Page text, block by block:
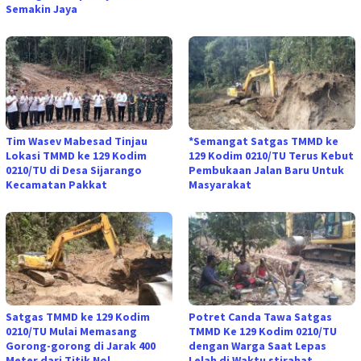
Semakin Jaya
Tim Wasev Mabesad Tinjau
Lokasi TMMD ke 129 Kodim
0210/TU di Desa Sijarango
Kecamatan Pakkat
*Semangat Satgas TMMD ke
129 Kodim 0210/TU Terus Kebut
Pembukaan Jalan Baru Untuk
Masyarakat
Satgas TMMD ke 129 Kodim
0210/TU Mulai Memasang
Gorong-gorong di Jarak 400
Potret Canda Tawa Satgas
TMMD Ke 129 Kodim 0210/TU
dengan Warga Saat Lepas